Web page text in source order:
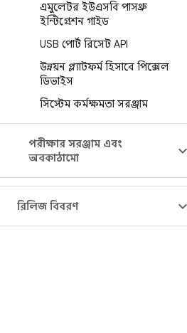
এমুলেটর ইউএসবি পাসথ্রু
ইন্টিগ্রেশন গাইড
USB পোর্ট রিসেট API
উন্নয়ন প্ল্যাটফর্ম হিসাবে পিক্সেল
ডিভাইস
সিস্টেম কর্মক্ষমতা সরঞ্জাম
পরীক্ষার সরঞ্জাম এবং
অবকাঠামো
রিলিজ বিবরণ